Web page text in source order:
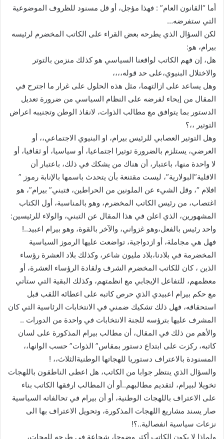
أما “القانون العام” : فهذا مؤجل، أو قل مسنود للظروف الموضوعية
التي ستفرضه…
لكن السؤال الذي يطرحه بعض القراء على الكاتب المخضرم لرئيسه
بيرام، هو:
هل، إن فهم الكاتب لواقعنا السياسي هو كذلك منزمن بالتوتر
والاختلال البنيوي،على حد قوله،،،،
وهل يساعد على ازالتهما، مثل هذه الحلول على غرار ما اجترح في
المقال من إيحاء لفرضه على النظام السياسي من ضرورة تعديل
الدستور بما يتوافق مع مطالب الذوات، لانقاذ الوطن وتجنيبه اعراض
التوتير ،،؟
وهل التوتير العصابي للرئيس بيرام، او البنيوي الاجتماعي،، أو
العرضي، يستلزم بالضرورة توتيرا اجتماعيا، أو سياسيا، أو ثقافيا، أو
لا واحدة منها، باعتبار، أن هناك من يشكك في ذلك، باعتبار أن
الاقلية”البولارية”، ليست مقتنعة بأن يتحدث باسمها بالإنابة رموز ”
افلام “، وقل الشيء عن الملونين من الحراطين، فتبني” بيرام”، هو
اغتصاب، من رئيس الكاتب المخضرم، وهو بالمناسبة، أول الكتاب
المشهورين، الذي اعلن في هذا المقال عن التبني، والولاء للرئيسين:
واحد رئيس بالفعل،وهو غزواني، والآخر بالقوة، وهو بيرام اعبيد..!
فهل هي مجاملة، أو ازدواجية، تواضعت عليها الرموز السياسية
المخضرمة في بلادنا،بلاد مليون شاعر، وكذلك بلاد العشرة رؤساء
الذين ، كان للكاتب المخضرم الشرف ولقادة الرؤساء العشرة، أو
معظمهم، للتفاعل الإيجابي مع انظمتهم، وكذلك البقية التي ستأتي
مع حكم بيرام اعبيدي الذي حرص كاتبه على اعطائه اللقب قبل
استحقاقه، فهل ذلك تشكيك ضمني في الانتخابات الرئاسية التي كان
المشرف عليها بترؤسه للجنة الانتخابات في واحدة من الدورات ..
والأهم من ذلك في المقال، أن مطالب بيرام المذكورة على لسان
كاتبه، ركزت على ابتداع دستور بمقاس” الذوات” حسب الوانها،،
المسنودة بالاعتراف دستوريا للهجاتها الوطنيةالثلاث،، !
والسؤال الذي ينتظر جوابا من الكاتب، هل اعطى الناطقون باللهجات
تخويلا لبيرام، لتقديم مطالبهم..أو أن المطالب ارفقها الكاتب بناء
على الاعتراف باللهجات الوطنية، أو أن بيرام في تحالفاته السياسية
صار يسند مشاريع اللهجات المذكورة، وتحويل الاعتراف بها الى
نزعات سياسية انفصالية..؟!
ولماذا لا يكون الكاتب أكثر وضوحا، شجاعة في طرحه للهجات،